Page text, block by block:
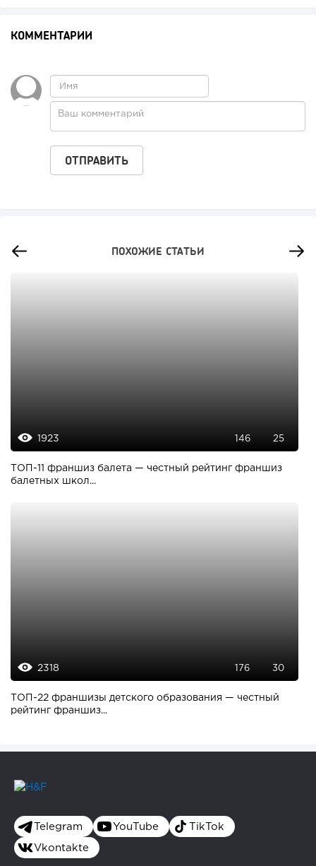
КОММЕНТАРИИ
ПОХОЖИЕ СТАТЬИ
1923 146 25
ТОП-11 франшиз балета — честный рейтинг франшиз
балетных школ...
2318 176 30
ТОП-22 франшизы детского образования — честный
рейтинг франшиз...
Telegram YouTube TikTok
Vkontakte